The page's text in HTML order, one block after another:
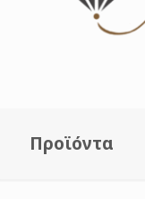
Προϊόντα